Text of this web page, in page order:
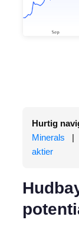
Hurtig
Minerals
|
aktier